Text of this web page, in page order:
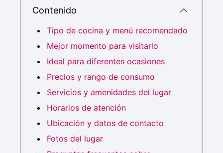
Contenido
Tipo de cocina y menú recomendado
Mejor momento para visitarlo
Ideal para diferentes ocasiones
Precios y rango de consumo
Servicios y amenidades del lugar
Horarios de atención
Ubicación y datos de contacto
Fotos del lugar